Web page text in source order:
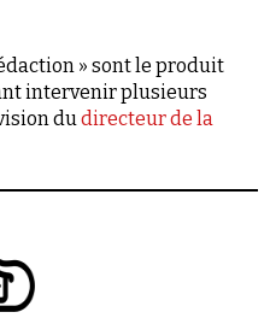
» sont le produit
intervenir plusieurs
dudirecteur de la